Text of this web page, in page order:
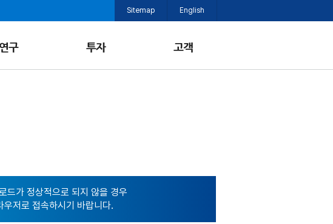
Sitemap English
드가 정상적으로 되지 않을 경우
우저로 접속하시기 바랍니다.